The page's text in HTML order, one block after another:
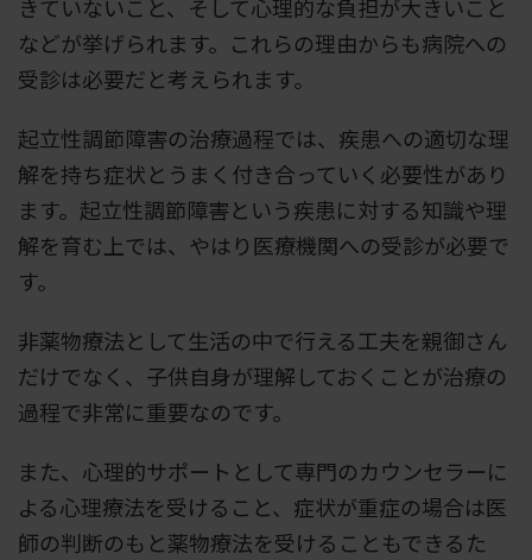
きていないこと、そして心理的な負担が大きいこと
などが挙げられます。これらの理由からも病院への
受診は必要だと考えられます。
起立性調節障害の治療過程では、疾患への適切な理
解を持ち症状とうまく付き合っていく必要性があり
ます。起立性調節障害という疾患に対する知識や理
解を育む上では、やはり医療機関への受診が必要で
す。
非薬物療法として生活の中で行える工夫を親御さん
だけでなく、子供自身が理解しておくことが治療の
過程で非常に重要なのです。
また、心理的サポートとして専門のカウンセラーに
よる心理療法を受けること、症状が重症の場合は医
師の判断のもと薬物療法を受けることもできるた